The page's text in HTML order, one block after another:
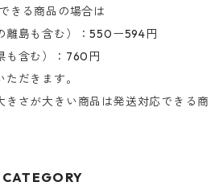
きる商品の場合は
島も含む）：550ー594円
も含む）：760円
だきます。
きさが大きい商品は発送対応できる商
CATEGORY